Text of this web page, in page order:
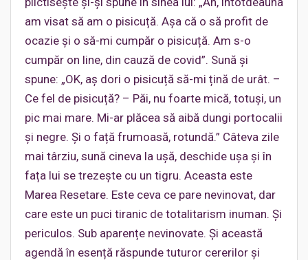
am visat să am o pisicuță. Așa că o să profit de
ocazie și o să-mi cumpăr o pisicuță. Am s-o
cumpăr on line, din cauză de covid”. Sună și
spune: „OK, aș dori o pisicuță să-mi țină de urât. –
Ce fel de pisicuță? – Păi, nu foarte mică, totuși, un
pic mai mare. Mi-ar plăcea să aibă dungi portocalii
și negre. Și o față frumoasă, rotundă.” Câteva zile
mai târziu, sună cineva la ușă, deschide ușa și în
fața lui se trezește cu un tigru. Aceasta este
Marea Resetare. Este ceva ce pare nevinovat, dar
care este un puci tiranic de totalitarism inuman. Și
periculos. Sub aparențe nevinovate. Și această
agendă în esență răspunde tuturor cererilor și